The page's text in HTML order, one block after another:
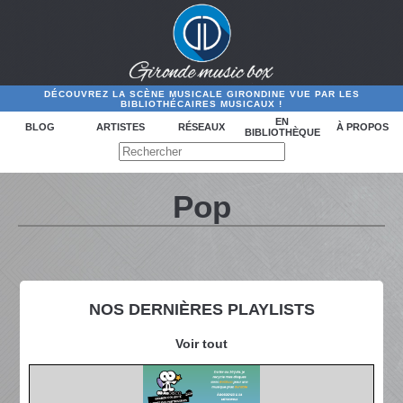
DÉCOUVREZ LA SCÈNE MUSICALE GIRONDINE VUE PAR LES
BIBLIOTHÉCAIRES MUSICAUX !
BLOG ARTISTES RÉSEAUX
EN
BIBLIOTHÈQUE
À PROPOS
NOS DERNIÈRES PLAYLISTS
Voir tout
Pop